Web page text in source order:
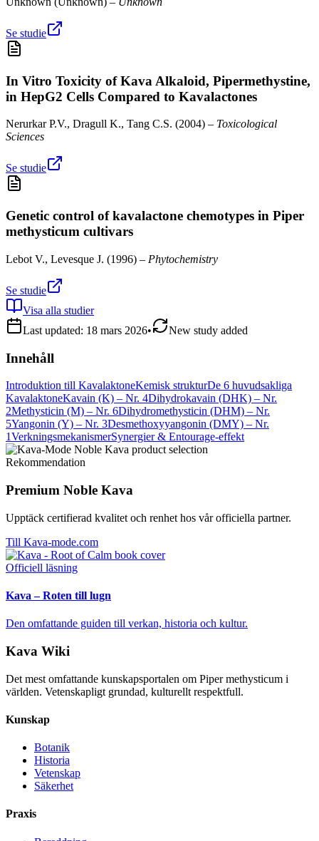
Se studie
In Vitro Toxicity of Kava Alkaloid, Pipermethystine,
in HepG2 Cells Compared to Kavalactones
Nerurkar P.V., Dragull K., Tang C.S. (2004) – Toxicological
Sciences
Se studie
Genetic control of kavalactone chemotypes in Piper
methysticum cultivars
Lebot V., Levesque J. (1996) – Phytochemistry
Se studie
Visa alla studier
Last updated: 18 mars 2026• New study added
Innehåll
Introduktion till KavalaktoneKemisk strukturDe 6 huvudsakliga
KavalaktoneKavain (K) – Nr. 4Dihydrokavain (DHK) – Nr.
2Methysticin (M) – Nr. 6Dihydromethysticin (DHM) – Nr.
5Yangonin (Y) – Nr. 3Desmethoxyyangonin (DMY) – Nr.
1VerkningsmekanismerSynergier & Entourage-effekt
Rekommendation
Premium Noble Kava
Upptäck certifierad kvalitet och renhet hos vår officiella partner.
Till Kava-mode.com
Officiell läsning
Kava – Roten till lugn
Den omfattande guiden till verkan, historia och kultur.
Kava Wiki
Det mest omfattande kunskapsportalen om Piper methysticum i
världen. Vetenskapligt grundad, kulturellt respektfull.
Kunskap
Botanik
Historia
Vetenskap
Säkerhet
Praxis